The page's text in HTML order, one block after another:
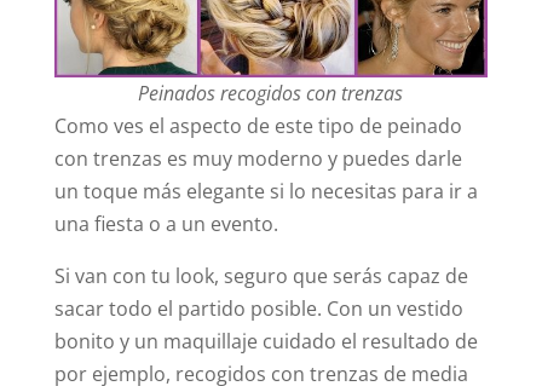
Peinados recogidos con trenzas
Como ves el aspecto de este tipo de peinado
con trenzas es muy moderno y puedes darle
un toque más elegante si lo necesitas para ir a
una fiesta o a un evento.
Si van con tu look, seguro que serás capaz de
sacar todo el partido posible. Con un vestido
bonito y un maquillaje cuidado el resultado de
por ejemplo, recogidos con trenzas de media